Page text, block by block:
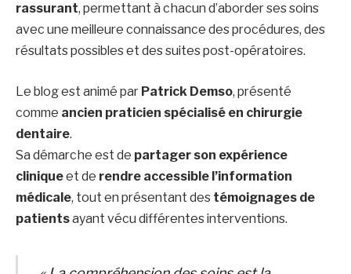
rassurant, permettant à chacun d’aborder ses soins
avec une meilleure connaissance des procédures, des
résultats possibles et des suites post-opératoires.
Le blog est animé par Patrick Demso, présenté
comme ancien praticien spécialisé en chirurgie
dentaire.
Sa démarche est de partager son expérience
cliniqueet de rendre accessible l’information
médicale, tout en présentant des témoignages de
patientsayant vécu différentes interventions.